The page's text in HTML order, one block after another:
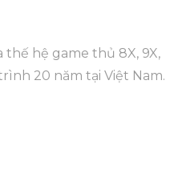
hệ game thủ 8X, 9X,
20 năm tại Việt Nam.